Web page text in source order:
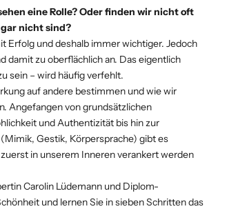
eine Rolle? Oder finden wir nicht oft
gar nicht sind?
Erfolg und deshalb immer wichtiger. Jedoch
damit zu oberflächlich an. Das eigentlich
sein – wird häufig verfehlt.
auf andere bestimmen und wie wir
Angefangen von grundsätzlichen
und Authentizität bis hin zur
Gestik, Körpersprache) gibt es
in unserem Inneren verankert werden
Carolin Lüdemann und Diplom-
und lernen Sie in sieben Schritten das